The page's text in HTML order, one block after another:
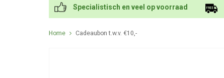
Specialistisch en veel op voorraad
Home Cadeaubon t.w.v. €10,-